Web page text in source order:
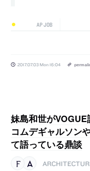
AP JOB
2017.07.03 Mon 16:04
妹島和世がVOGUE
コムデギャルソン
て語っている鼎談